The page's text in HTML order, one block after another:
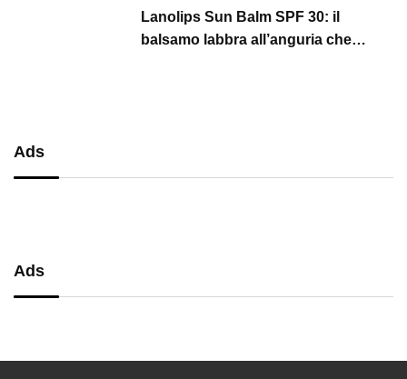
Lanolips Sun Balm SPF 30: il
balsamo labbra all’anguria che
Ads
Ads